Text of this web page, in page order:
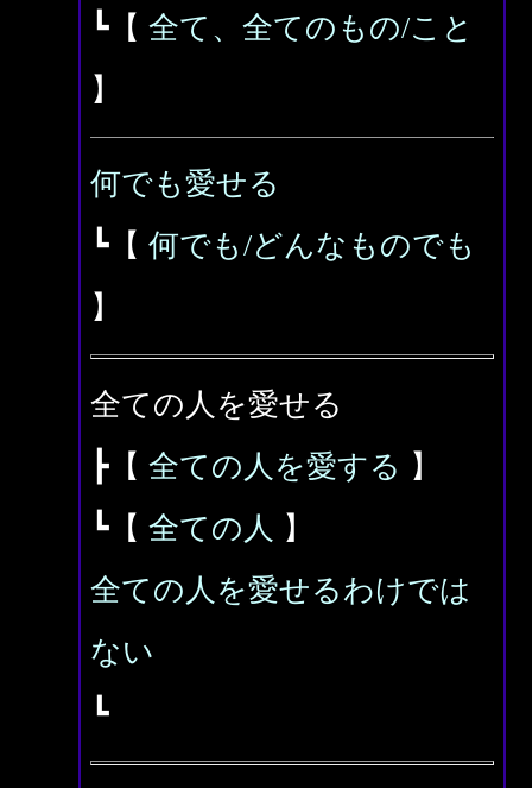
┗【 全て、全てのもの/こと
】
何でも愛せる
┗【 何でも/どんなものでも
】
全ての人を愛せる
┣【 全ての人を愛する 】
┗【 全ての人 】
全ての人を愛せるわけでは
ない
┗